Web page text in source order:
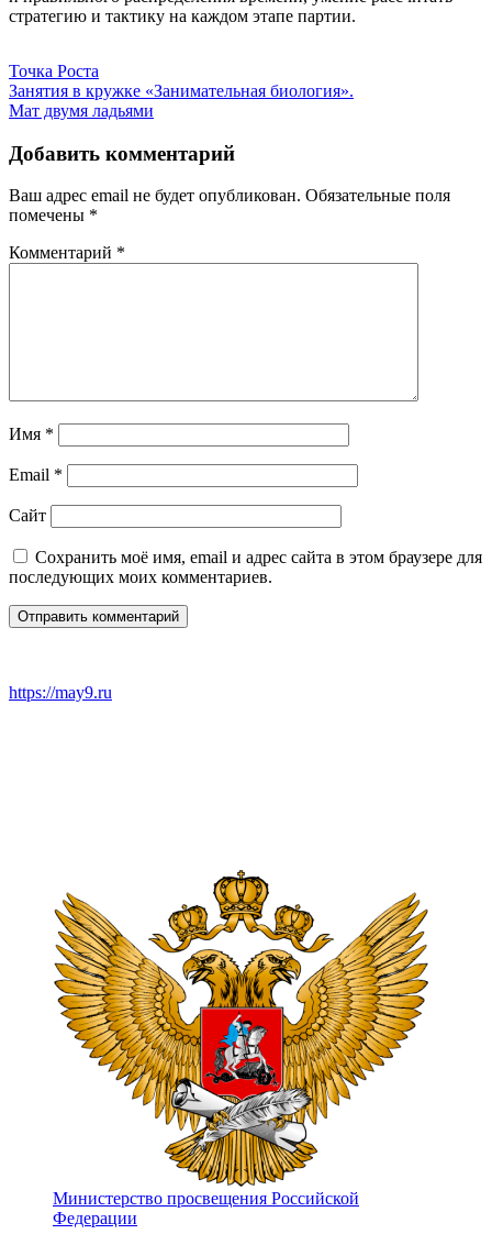
стратегию и тактику на каждом этапе партии.
Точка Роста
Навигация
по
записям
Занятия в кружке «Занимательная биология».
Мат двумя ладьями
Добавить комментарий
Ваш адрес email не будет опубликован. Обязательные поля
помечены *
Комментарий *
Имя *
Email *
Сайт
Сохранить моё имя, email и адрес сайта в этом браузере для
последующих моих комментариев.
https://may9.ru
Министерство просвещения Российской
Федерации